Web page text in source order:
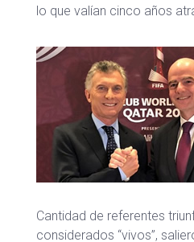
lo que valían cinco años
Cantidad de referentes
considerados “vivos”,